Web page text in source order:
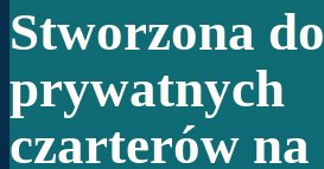
Stworzona do
prywatnych
czarterów na